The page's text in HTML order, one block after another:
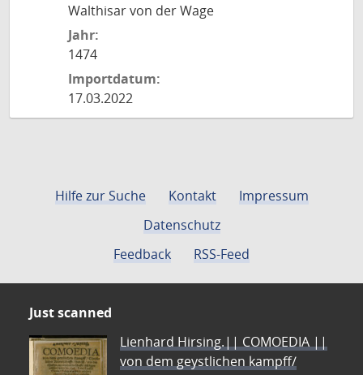
Walthisar von der Wage
Jahr:
1474
Importdatum:
17.03.2022
Hilfe zur Suche Kontakt
Impressum
Datenschutz
Feedback
RSS-Feed
Just scanned
Lienhard Hirsing.|| COMOEDIA ||
von dem geystlichen kampff/